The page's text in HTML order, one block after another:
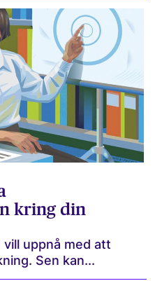
kring din
uppnå med att
Sen kan...